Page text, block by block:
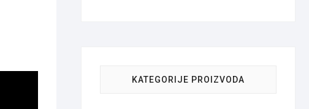
KATEGORIJE PROIZVODA